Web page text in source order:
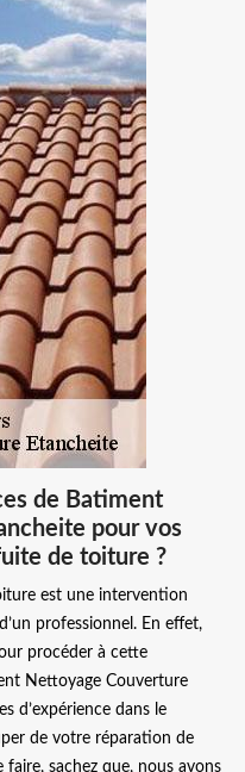
de Batiment
pour vos
de toiture ?
est une intervention
professionnel. En effet,
procéder à cette
Nettoyage Couverture
d’expérience dans le
de votre réparation de
sachez que, nous avons